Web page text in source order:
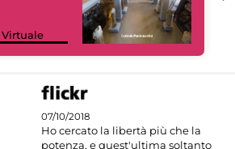
Virtuale
07/10/2018
Ho cercato la libertà più che la
potenza, e quest'ultima soltanto